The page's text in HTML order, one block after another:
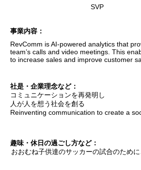
SVP
​事業内容：
RevComm is AI-powered analytics that
team’s calls and video meetings. This
to increase sales and improve customer
​社是・企業理念など：
コミュニケーションを再発明し
人が人を想う社会を創る
Reinventing communication to create a
趣味・休日の過ごし方など：
おおむね子供達のサッカーの試合のため